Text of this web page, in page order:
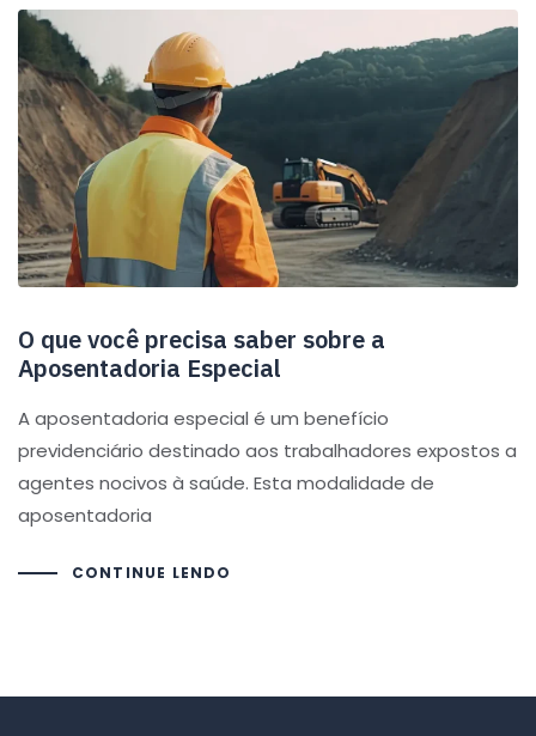
O que você precisa saber sobre a
Aposentadoria Especial
A aposentadoria especial é um benefício
previdenciário destinado aos trabalhadores expostos a
agentes nocivos à saúde. Esta modalidade de
aposentadoria
CONTINUE LENDO